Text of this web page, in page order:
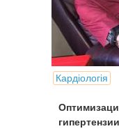
Кардіологія